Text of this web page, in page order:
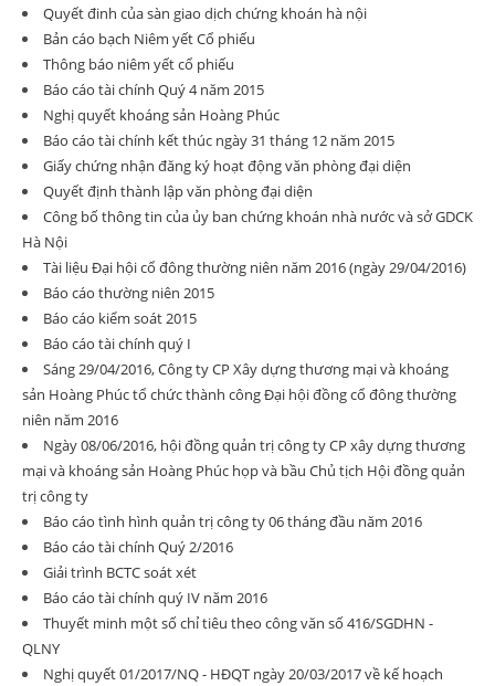
Quyết đinh của sàn giao dịch chứng khoán hà nội
Bản cáo bạch Niêm yết Cổ phiếu
Thông báo niêm yết cổ phiếu
Báo cáo tài chính Quý 4 năm 2015
Nghị quyết khoáng sản Hoàng Phúc
Báo cáo tài chính kết thúc ngày 31 tháng 12 năm 2015
Giấy chứng nhận đăng ký hoạt động văn phòng đại diện
Quyết định thành lập văn phòng đại diện
Công bố thông tin của ủy ban chứng khoán nhà nước và sở GDCK
Hà Nội
Tài liệu Đại hội cổ đông thường niên năm 2016 (ngày 29/04/2016)
Báo cáo thường niên 2015
Báo cáo kiểm soát 2015
Báo cáo tài chính quý I
Sáng 29/04/2016, Công ty CP Xây dựng thương mại và khoáng
sản Hoàng Phúc tổ chức thành công Đại hội đồng cổ đông thường
niên năm 2016
Ngày 08/06/2016, hội đồng quản trị công ty CP xây dựng thương
mại và khoáng sản Hoàng Phúc họp và bầu Chủ tịch Hội đồng quản
trị công ty
Báo cáo tình hình quản trị công ty 06 tháng đầu năm 2016
Báo cáo tài chính Quý 2/2016
Giải trình BCTC soát xét
Báo cáo tài chính quý IV năm 2016
Thuyết minh một số chỉ tiêu theo công văn số 416/SGDHN -
QLNY
Nghị quyết 01/2017/NQ - HĐQT ngày 20/03/2017 về kế hoạch